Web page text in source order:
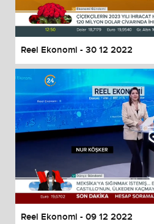
Reel Ekonomi - 30 12 2022
Reel Ekonomi - 09 12 2022